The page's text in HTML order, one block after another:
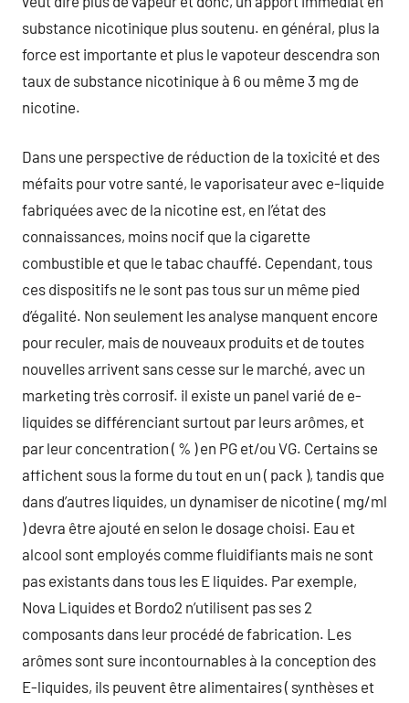
substance nicotinique plus soutenu. en général, plus la
force est importante et plus le vapoteur descendra son
taux de substance nicotinique à 6 ou même 3 mg de
nicotine.
Dans une perspective de réduction de la toxicité et des
méfaits pour votre santé, le vaporisateur avec e-liquide
fabriquées avec de la nicotine est, en l’état des
connaissances, moins nocif que la cigarette
combustible et que le tabac chauffé. Cependant, tous
ces dispositifs ne le sont pas tous sur un même pied
d’égalité. Non seulement les analyse manquent encore
pour reculer, mais de nouveaux produits et de toutes
nouvelles arrivent sans cesse sur le marché, avec un
marketing très corrosif. il existe un panel varié de e-
liquides se différenciant surtout par leurs arômes, et
par leur concentration ( % ) en PG et/ou VG. Certains se
affichent sous la forme du tout en un ( pack ), tandis que
dans d’autres liquides, un dynamiser de nicotine ( mg/ml
) devra être ajouté en selon le dosage choisi. Eau et
alcool sont employés comme fluidifiants mais ne sont
pas existants dans tous les E liquides. Par exemple,
Nova Liquides et Bordo2 n’utilisent pas ses 2
composants dans leur procédé de fabrication. Les
arômes sont sure incontournables à la conception des
E-liquides, ils peuvent être alimentaires ( synthèses et